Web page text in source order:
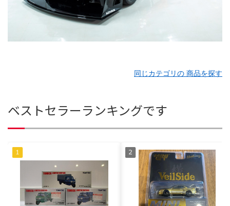
同じカテゴリの 商品を探す
ベストセラーランキングです